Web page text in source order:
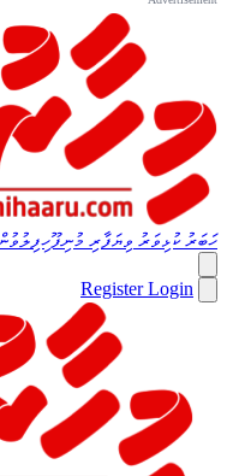
ހަބަރުކުޅިވަރު ވިޔަފާރި
RegisterLogin